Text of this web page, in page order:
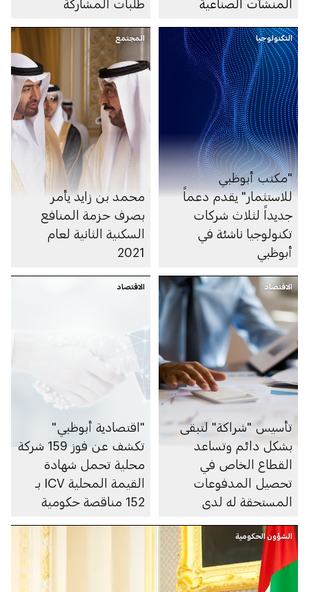
المنشآت الصناعية
طلبات المشاركة
التكنولوجيا
"مكتب أبوظبي
للاستثمار" يقدم دعماً
جديداً لثلاث شركات
تكنولوجيا ناشئة في
أبوظبي
المجتمع
محمد بن زايد يأمر
بصرف حزمة المنافع
السكنية الثانية لعام
2021
الاقتصاد
تأسيس "شراكة" لتبقى
بشكل دائم وتساعد
القطاع الخاص في
تحصيل المدفوعات
المستحقة له لدى
الاقتصاد
"اقتصادية أبوظبي"
تكشف عن فوز 159 شركة
محلية تحمل شهادة
القيمة المحلية ICV بـ
152 مناقصة حكومية
الشؤون الحكومية